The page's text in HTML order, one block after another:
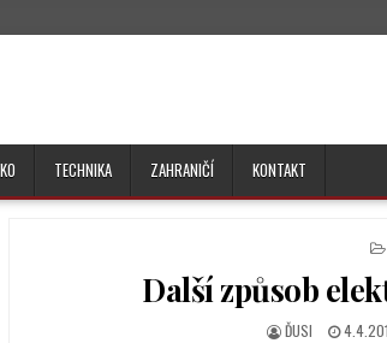
TECHNIKA ZAHRANIČÍ KONTAKT
Další způsob
ĎUSI